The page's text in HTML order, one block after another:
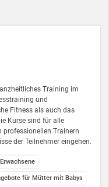
Training im
und
Fitness als auch das
Kurse sind für alle
professionellen Trainern
der Teilnehmer eingehen.
Erwachsene
für Mütter mit Babys